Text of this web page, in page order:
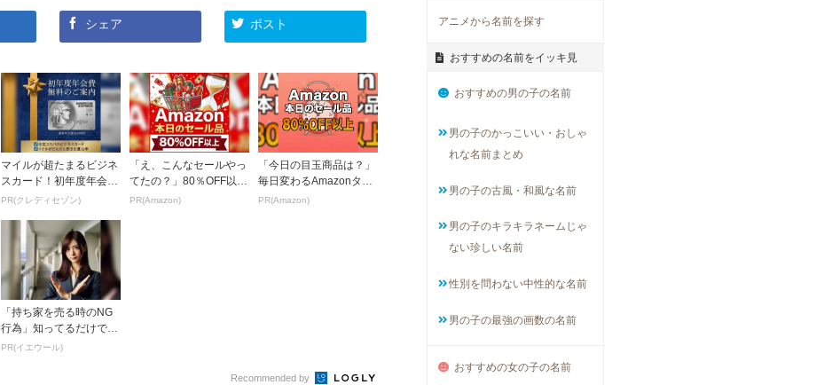
シェア ポスト
マイルが超たまるビジネ
スカード！初年度年会費
無料で還元率最大1.12
PR(クレディセゾン)
「え、こんなセールやっ
てたの？」80％OFF以上
が続々登場！Amazonの
PR(Amazon)
「今日の目玉商品は？」
毎日変わるAmazonタイ
ムセールが見逃せない
PR(Amazon)
「持ち家を売る時のNG
行為」知ってるだけで得
する事とは
PR(イエウール)
Recommended by
アニメから名前を探す
おすすめの名前をイッキ見
おすすめの男の子の名前
男の子のかっこいい・おしゃ
れな名前まとめ
男の子の古風・和風な名前
男の子のキラキラネームじゃ
ない珍しい名前
性別を問わない中性的な名前
男の子の最強の画数の名前
おすすめの女の子の名前